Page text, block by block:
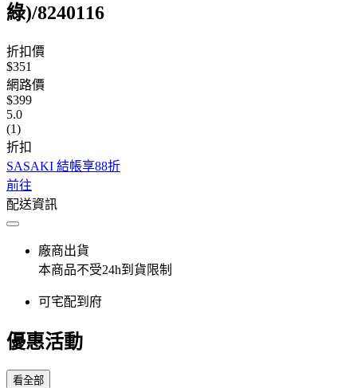
綠)/8240116
折扣價
$351
網路價
$399
5.0
(1)
折扣
SASAKI 結帳享88折
前往
配送資訊
廠商出貨
本商品不受24h到貨限制
可宅配到府
優惠活動
看全部